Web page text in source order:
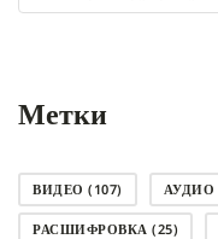
рубрику
Метки
ВИДЕО (107) АУДИО
РАСШИФРОВКА (25)